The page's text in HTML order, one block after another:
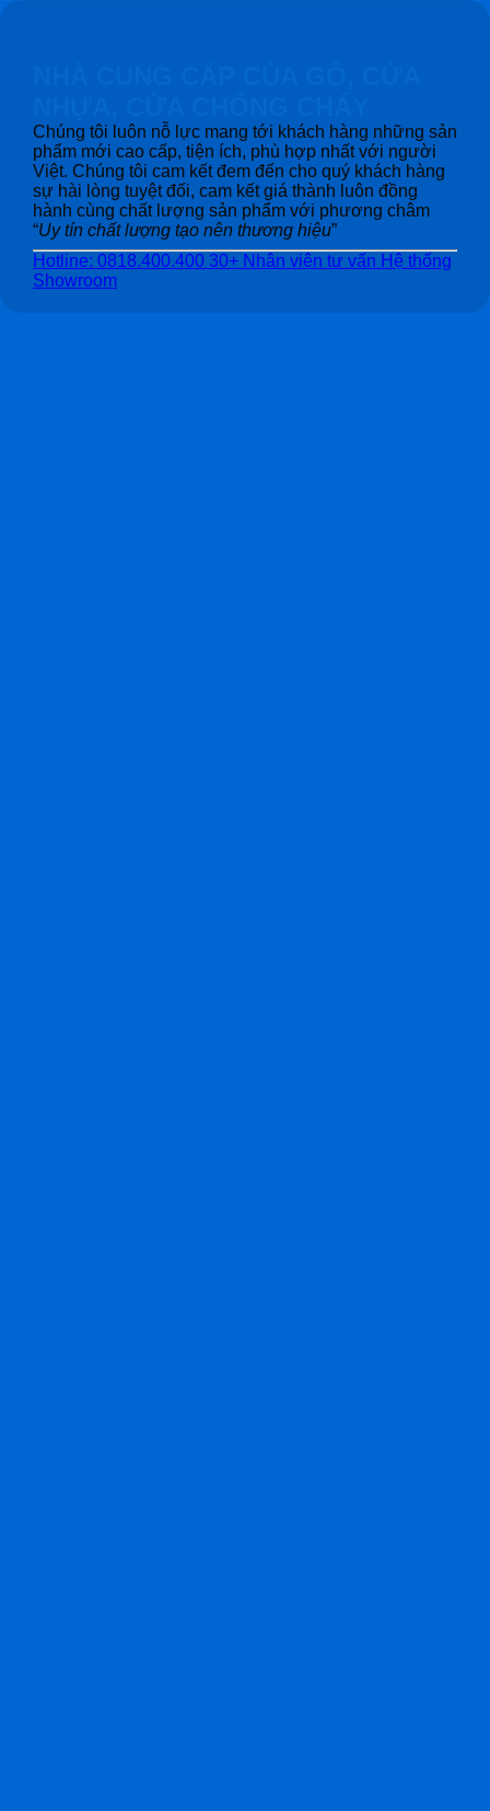
Chúng tôi luôn nỗ lực mang tới khách hàng những sản
phẩm mới cao cấp, tiện ích, phù hợp nhất với người
Việt. Chúng tôi cam kết đem đến cho quý khách hàng
sự hài lòng tuyệt đối, cam kết giá thành luôn đồng
hành cùng chất lượng sản phẩm với phương châm
“Uy tín chất lượng tạo nên thương hiệu”
Hotline: 0818.400.400 30+ Nhân viên tư vấn Hệ thống
Showroom